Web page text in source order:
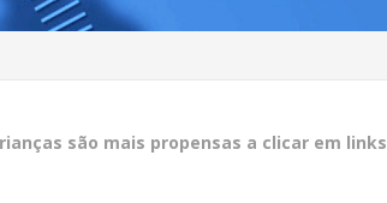
são mais propensas a clicar em links